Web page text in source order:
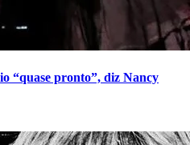
“quase pronto”, diz Nancy